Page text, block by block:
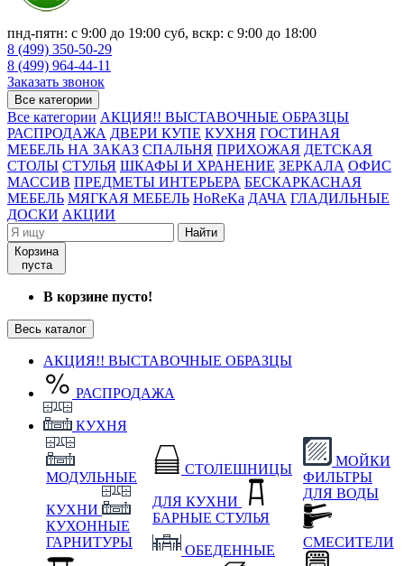
пнд-пятн: с 9:00 до 19:00 суб, вскр: с 9:00 до 18:00
8 (499) 350-50-29
8 (499) 964-44-11
Заказать звонок
Все категории
Все категории АКЦИЯ!! ВЫСТАВОЧНЫЕ ОБРАЗЦЫ
РАСПРОДАЖА ДВЕРИ КУПЕ КУХНЯ ГОСТИНАЯ
МЕБЕЛЬ НА ЗАКАЗ СПАЛЬНЯ ПРИХОЖАЯ ДЕТСКАЯ
СТОЛЫ СТУЛЬЯ ШКАФЫ И ХРАНЕНИЕ ЗЕРКАЛА ОФИС
МАССИВ ПРЕДМЕТЫ ИНТЕРЬЕРА БЕСКАРКАСНАЯ
МЕБЕЛЬ МЯГКАЯ МЕБЕЛЬ HoReKa ДАЧА ГЛАДИЛЬНЫЕ
ДОСКИ АКЦИИ
Найти
Корзина
пуста
В корзине пусто!
Весь каталог
АКЦИЯ!! ВЫСТАВОЧНЫЕ ОБРАЗЦЫ
РАСПРОДАЖА
КУХНЯ
МОДУЛЬНЫЕ
КУХНИ
КУХОННЫЕ
ГАРНИТУРЫ
СТОЛЕШНИЦЫ
ДЛЯ КУХНИ
БАРНЫЕ СТУЛЬЯ
ОБЕДЕННЫЕ
МОЙКИ
ФИЛЬТРЫ
ДЛЯ ВОДЫ
СМЕСИТЕЛИ